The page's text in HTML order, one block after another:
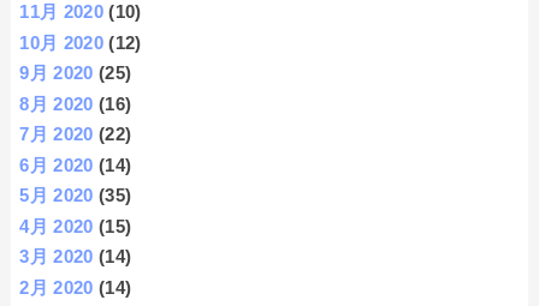
11月 2020 (10)
10月 2020 (12)
9月 2020 (25)
8月 2020 (16)
7月 2020 (22)
6月 2020 (14)
5月 2020 (35)
4月 2020 (15)
3月 2020 (14)
2月 2020 (14)